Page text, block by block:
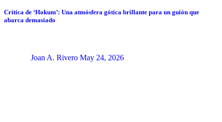
Crítica de ‘Hokum’: Una atmósfera gótica brillante para un guión que
abarca demasiado
Joan A. Rivero May 24, 2026